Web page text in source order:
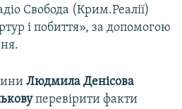
Свобода (Крим.Реалії)
і побиття», за допомогою
Людмила Денісова
перевірити факти